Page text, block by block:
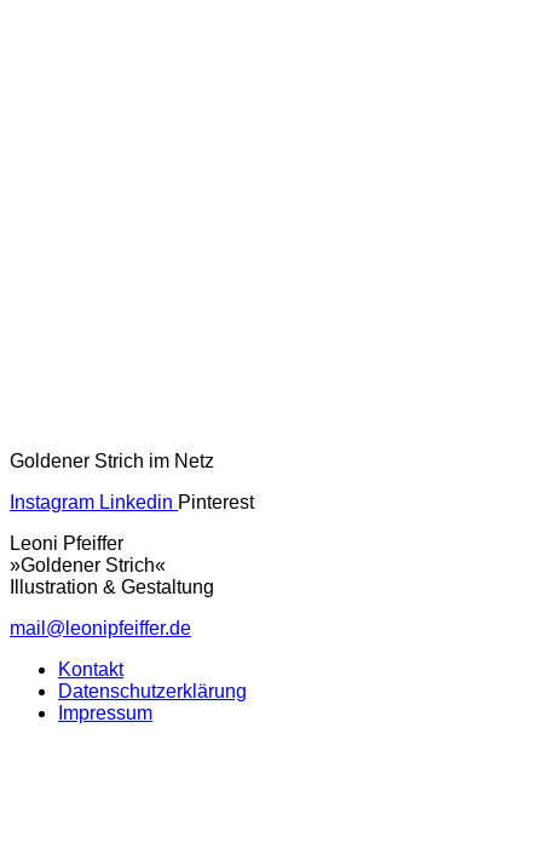
Goldener Strich im Netz
Instagram Linkedin Pinterest
Leoni Pfeiffer
»Goldener Strich«
Illustration & Gestaltung
mail@leonipfeiffer.de
Kontakt
Datenschutzerklärung
Impressum